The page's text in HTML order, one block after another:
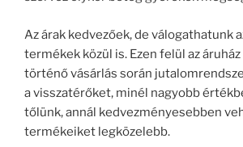
Az árak kedvezőek, de válogathatunk
termékek közül is. Ezen felül az
történő vásárlás során
a visszatérőket, minél nagyobb
tőlünk, annál kedvezményesebben
termékeiket legközelebb.